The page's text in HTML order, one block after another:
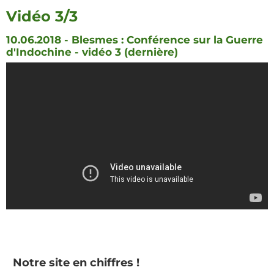
Vidéo 3/3
10.06.2018 - Blesmes : Conférence sur la Guerre
d'Indochine - vidéo 3 (dernière)
Notre site en chiffres !